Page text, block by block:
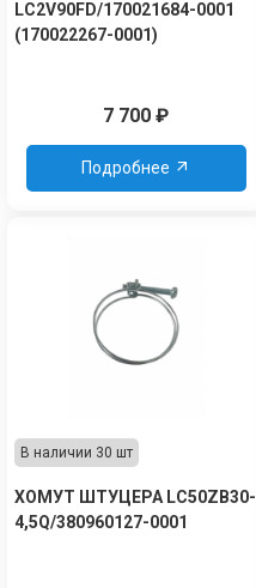
LC2V90FD/170021684-0001
(170022267-0001)
7 700 ₽
Подробнее
В наличии 30 шт
ХОМУТ ШТУЦЕРА LC50ZB30-
4,5Q/380960127-0001